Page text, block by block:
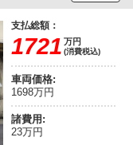
支払総額：
1721 万円
(消費税込)
車両価格:
1698万円
諸費用:
23万円